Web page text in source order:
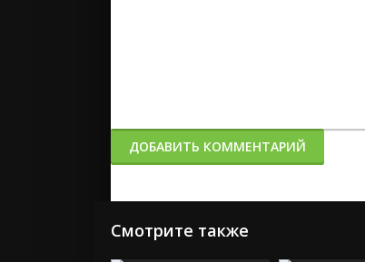
ДОБАВИТЬ КОММЕНТАРИЙ
Смотрите также